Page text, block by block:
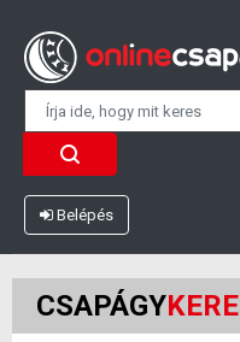
Belépés
CSAPÁGY